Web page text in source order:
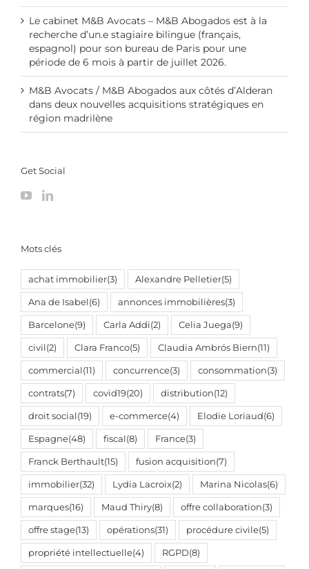
Le cabinet M&B Avocats – M&B Abogados est à la
recherche d’un.e stagiaire bilingue (français,
espagnol) pour son bureau de Paris pour une
période de 6 mois à partir de juillet 2026.
M&B Avocats / M&B Abogados aux côtés d’Alderan
dans deux nouvelles acquisitions stratégiques en
région madrilène
Get Social
Mots clés
achat immobilier(3) Alexandre Pelletier(5)
Ana de Isabel(6) annonces immobilières(3)
Barcelone(9) Carla Addi(2) Celia Juega(9)
civil(2) Clara Franco(5) Claudia Ambrós Biern(11)
commercial(11) concurrence(3) consommation(3)
contrats(7) covid19(20) distribution(12)
droit social(19) e-commerce(4) Elodie Loriaud(6)
Espagne(48) fiscal(8) France(3)
Franck Berthault(15) fusion acquisition(7)
immobilier(32) Lydia Lacroix(2) Marina Nicolas(6)
marques(16) Maud Thiry(8) offre collaboration(3)
offre stage(13) opérations(31) procédure civile(5)
propriété intellectuelle(4) RGPD(8)